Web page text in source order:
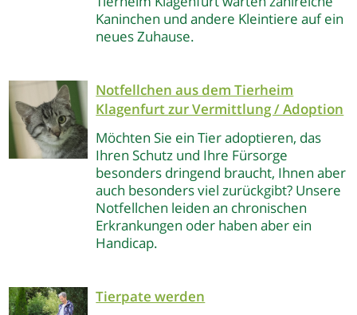
Kaninchen und andere Kleintiere auf ein
neues Zuhause.
Notfellchen aus dem Tierheim
Klagenfurtzur Vermittlung / Adoption
Möchten Sie ein Tier adoptieren, das
Ihren Schutz und Ihre Fürsorge
besonders dringend braucht, Ihnen aber
auch besonders viel zurückgibt? Unsere
Notfellchen leiden an chronischen
Erkrankungen oder haben aber ein
Handicap.
Tierpate werden